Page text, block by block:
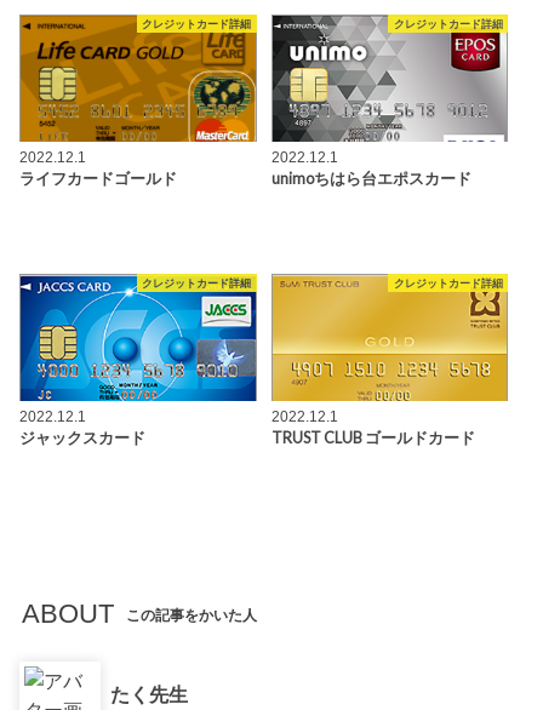
クレジットカード詳細
2022.12.1
ライフカードゴールド
クレジットカード詳細
2022.12.1
unimoちはら台エポスカード
クレジットカード詳細
2022.12.1
ジャックスカード
クレジットカード詳細
2022.12.1
TRUST CLUB ゴールドカード
ABOUT この記事をかいた人
たく先生